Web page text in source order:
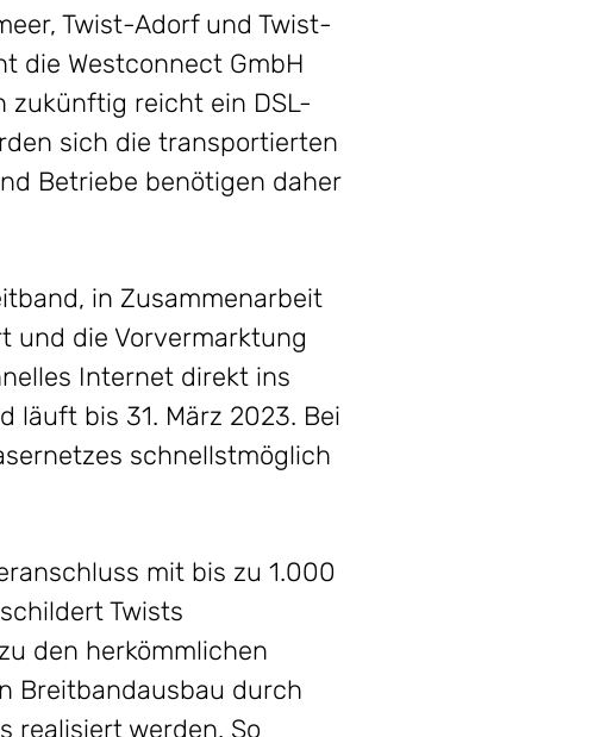
Twist-Adorf und Twist-
die Westconnect GmbH
zukünftig reicht ein DSL-
sich die transportierten
Betriebe benötigen daher
in Zusammenarbeit
und die Vorvermarktung
Internet direkt ins
läuft bis 31. März 2023. Bei
schnellstmöglich
mit bis zu 1.000
Twists
den herkömmlichen
Breitbandausbau durch
realisiert werden. So